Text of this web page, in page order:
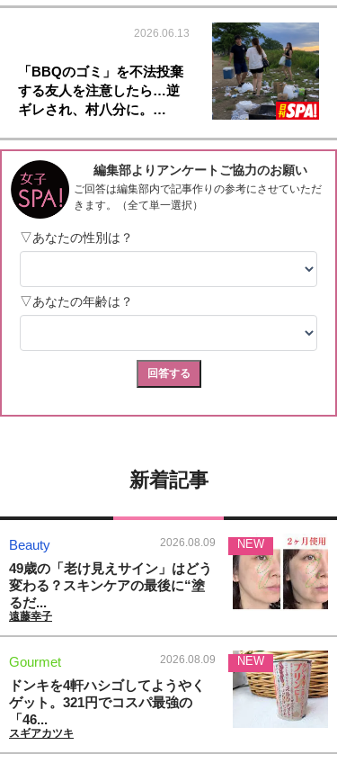
2026.06.13
「BBQのゴミ」を不法投棄
する友人を注意したら…逆
ギレされ、村八分に。…
新着記事
Beauty 2026.08.09
49歳の「老け見えサイン」はどう
変わる？スキンケアの最後に“塗
るだ...
遠藤幸子
NEW
Gourmet 2026.08.09
ドンキを4軒ハシゴしてようやく
ゲット。321円でコスパ最強の
「46...
スギアカツキ
NEW